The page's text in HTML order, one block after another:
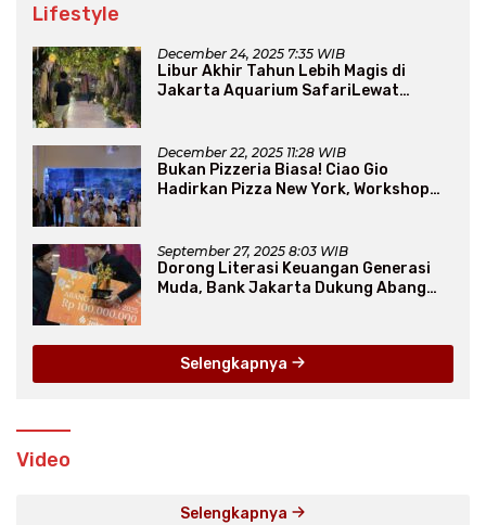
Lifestyle
December 24, 2025 7:35 WIB
Libur Akhir Tahun Lebih Magis di
Jakarta Aquarium SafariLewat
December 22, 2025 11:28 WIB
Bukan Pizzeria Biasa! Ciao Gio
Hadirkan Pizza New York, Workshop
September 27, 2025 8:03 WIB
Dorong Literasi Keuangan Generasi
Muda, Bank Jakarta Dukung Abang
Selengkapnya
Video
Selengkapnya